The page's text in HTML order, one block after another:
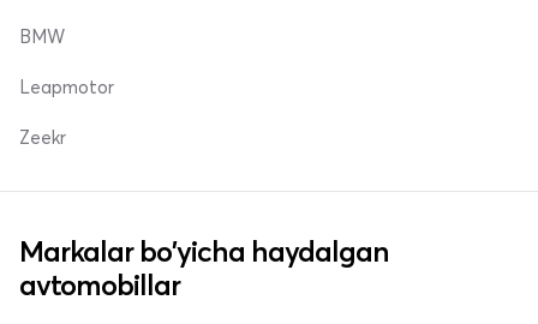
BMW
Leapmotor
Zeekr
Markalar bo'yicha haydalgan
avtomobillar